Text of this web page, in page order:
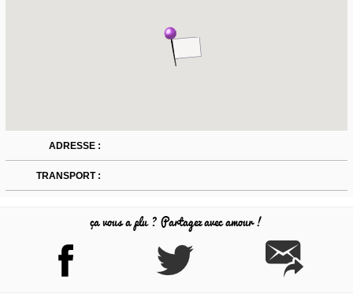
ADRESSE :
TRANSPORT :
ça vous a plu ? Partagez avec amour !